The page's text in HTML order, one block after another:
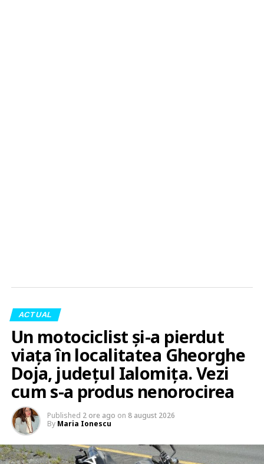
ACTUAL
Un motociclist și-a pierdut
viața în localitatea Gheorghe
Doja, județul Ialomița. Vezi
cum s-a produs nenorocirea
Published 2 ore ago on 8 august 2026
By Maria Ionescu